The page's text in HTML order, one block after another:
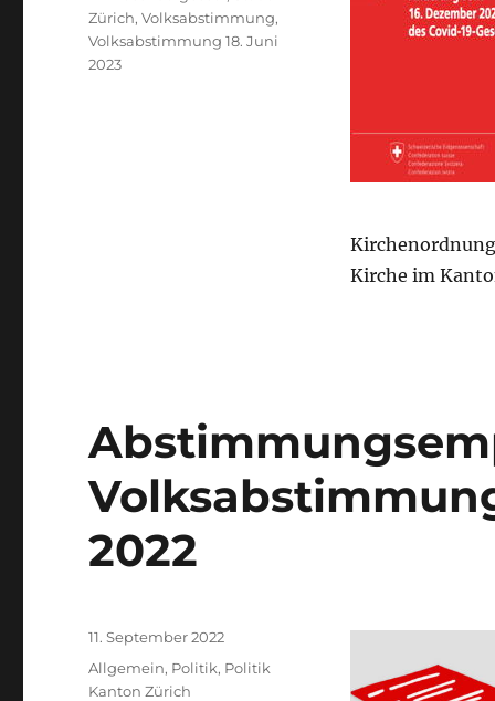
Kirche im
Zürich,Volksabstimmung,
Volksabstimmung 18. Juni
2023
2022
Veröffentlicht
am
11. September 2022
Kategorien
Allgemein, Politik, Politik
Kanton Zürich